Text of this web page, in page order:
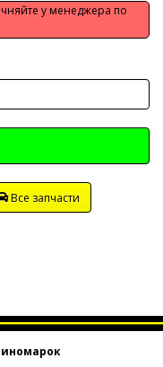
у менеджера по
Все запчасти